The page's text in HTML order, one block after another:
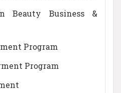
Beauty Business &
Program
Program